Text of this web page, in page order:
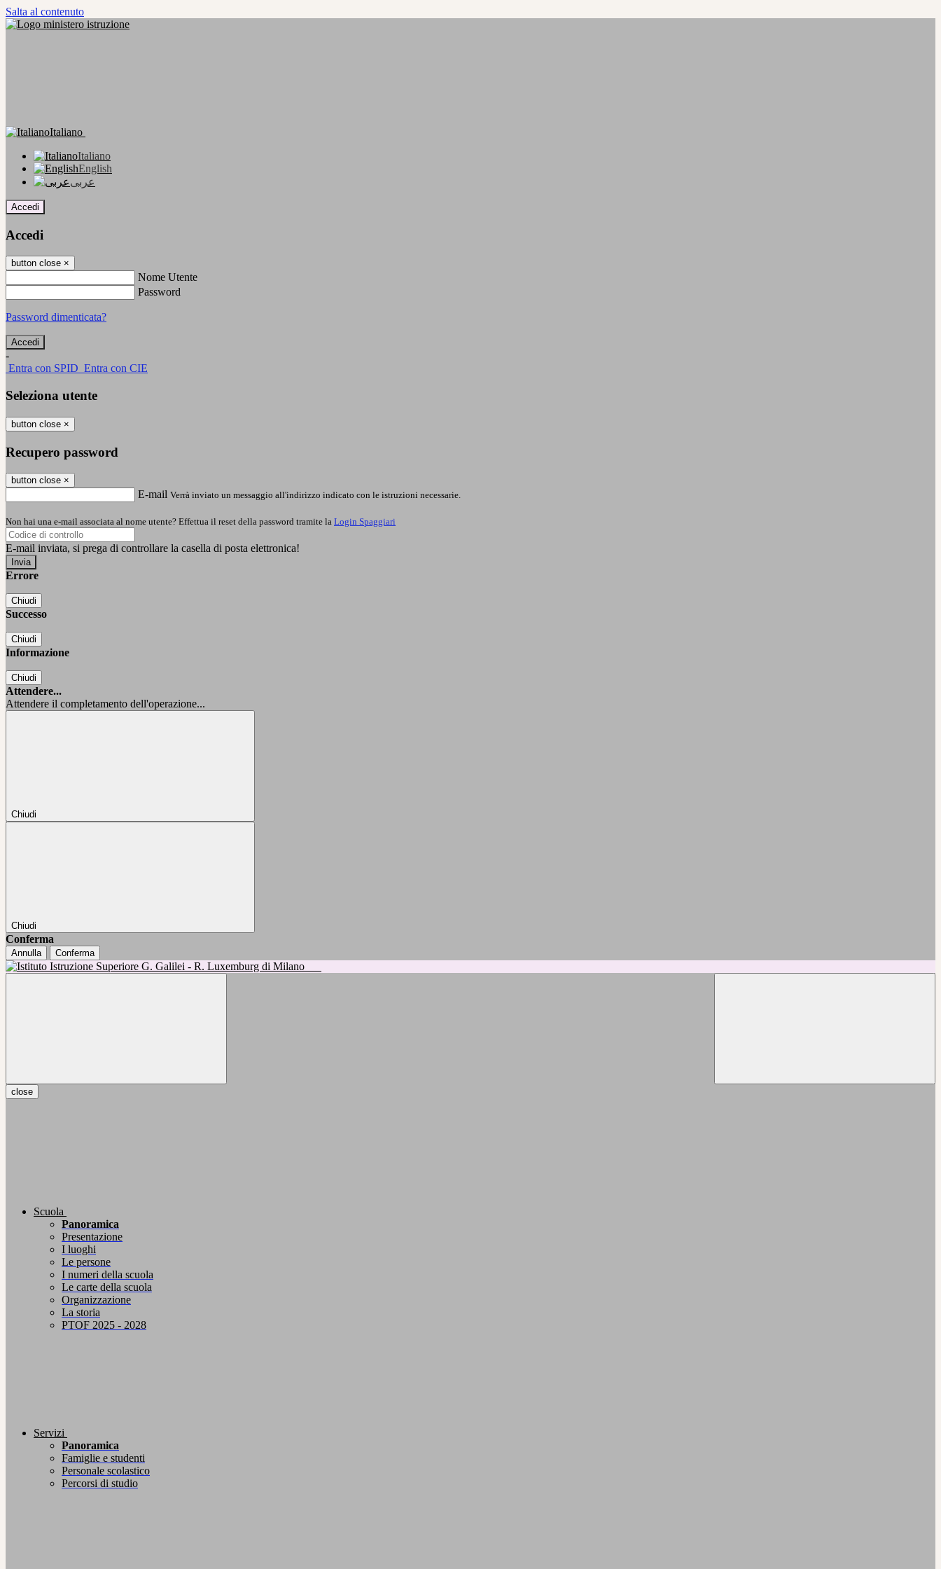
Salta al contenuto
Italiano
Italiano
English
عربى
Accedi
Accedi
button close ×
Nome Utente
Password
Password dimenticata?
-
Entra con SPID Entra con CIE
Seleziona utente
button close ×
Recupero password
button close ×
E-mail Verrà inviato un messaggio all'indirizzo indicato con le istruzioni necessarie.
Non hai una e-mail associata al nome utente? Effettua il reset della password tramite la Login Spaggiari
E-mail inviata, si prega di controllare la casella di posta elettronica!
Errore
Chiudi
Successo
Chiudi
Informazione
Chiudi
Attendere...
Attendere il completamento dell'operazione...
Chiudi
Chiudi
Conferma
Annulla Conferma
close
Scuola
Panoramica
Presentazione
I luoghi
Le persone
I numeri della scuola
Le carte della scuola
Organizzazione
La storia
PTOF 2025 - 2028
Servizi
Panoramica
Famiglie e studenti
Personale scolastico
Percorsi di studio